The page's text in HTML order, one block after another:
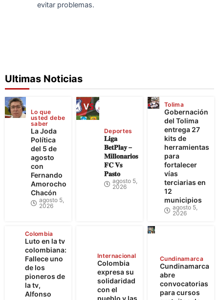
evitar problemas.
Ultimas Noticias
Lo que
usted debe
saber
La Joda
Política
del 5 de
agosto
con
Fernando
Amorocho
Chacón
agosto 5,
2026
Deportes
𝐋𝐢𝐠𝐚
𝐁𝐞𝐭𝐏𝐥𝐚𝐲 –
𝐌𝐢𝐥𝐥𝐨𝐧𝐚𝐫𝐢𝐨𝐬
𝐅𝐂 𝐕𝐬
𝐏𝐚𝐬𝐭𝐨
agosto 5,
2026
Tolima
Gobernación
del Tolima
entrega 27
kits de
herramientas
para
fortalecer
vías
terciarias en
12
municipios
agosto 5,
2026
Colombia
Luto en la tv
colombiana:
Fallece uno
de los
pioneros de
la tv,
Alfonso
Internacional
Colombia
expresa su
solidaridad
con el
pueblo y las
Cundinamarca
Cundinamarca
abre
convocatorias
para cursos